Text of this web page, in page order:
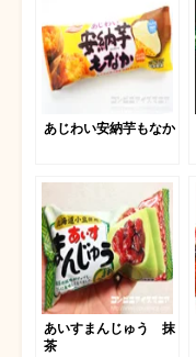
あじわい安納芋もなか
あいすまんじゅう 抹
茶